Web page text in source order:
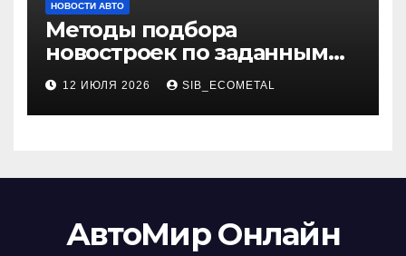
НОВОСТИ АВТО
Методы подбора
новостроек по заданным
критериям
12 ИЮЛЯ 2026 SIB_ECOMETAL
АвтоМир Онлайн